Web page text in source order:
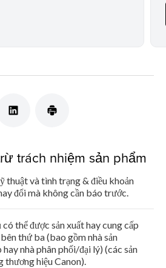
trách nhiệm sản phẩm
thuật và tình trạng & điều khoản
đổi mà không cần báo trước.
thể được sản xuất hay cung cấp
thứ ba (bao gồm nhà sản
nhà phân phối/đại lý) (các sản
thương hiệu Canon).